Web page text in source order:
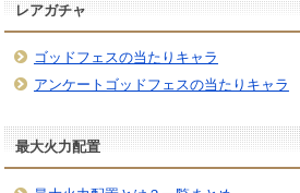
レアガチャ
ゴッドフェスの当たりキャラ
アンケートゴッドフェスの当たりキャラ
最大火力配置